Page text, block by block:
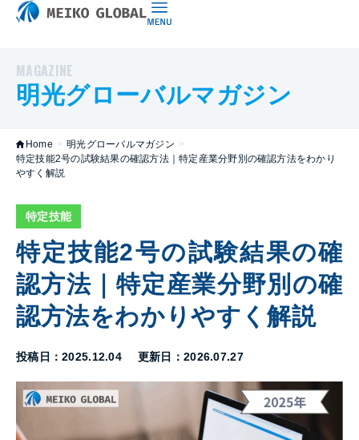
MAGAZINE
明光グローバルマガジン
Home > 明光グローバルマガジン >
特定技能2号の試験結果の確認方法｜特定産業分野別の確認方法をわかり
やすく解説
特定技能
特定技能2号の試験結果の確
認方法｜特定産業分野別の確
認方法をわかりやすく解説
投稿日：2025.12.04 更新日：2026.07.27